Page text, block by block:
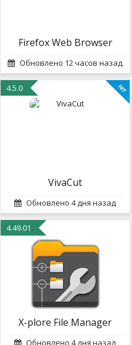
Firefox Web Browser
Обновлено 12 часов назад
4.5.0
VivaCut
Обновлено 4 дня назад
4.49.01
X-plore File Manager
Обновлено 4 дня назад